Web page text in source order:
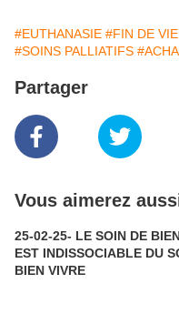
#EUTHANASIE #FIN DE VIE
#SOINS PALLIATIFS
Partager
Vous aimerez
25-02-25- LE SOIN DE
EST INDISSOCIABLE DU
BIEN VIVRE